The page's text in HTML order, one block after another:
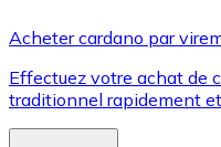
Utilisez les cartes
Acheter avec carte
Acheter cardano par
Effectuez votre achat de
traditionnel rapidement